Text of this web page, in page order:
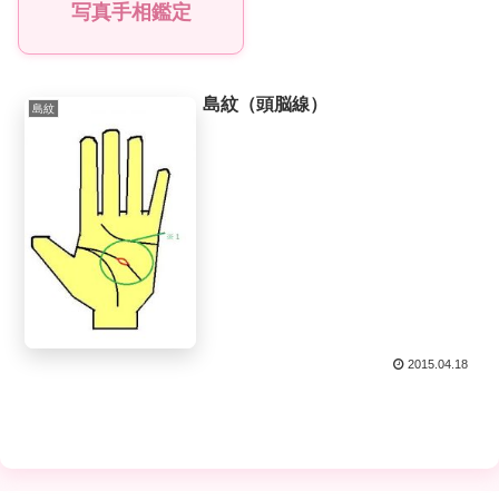
写真手相鑑定
島紋 島紋（頭脳線）
2015.04.18